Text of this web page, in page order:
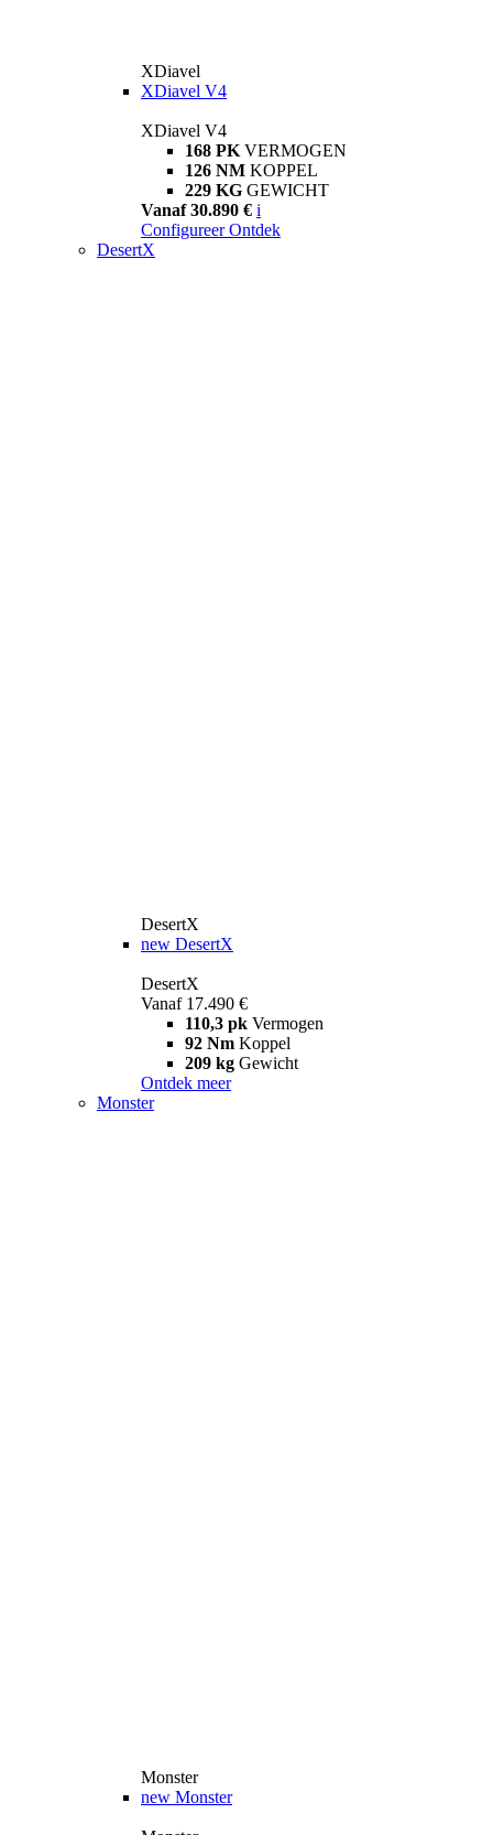
XDiavel
XDiavel V4
XDiavel V4
168 PK VERMOGEN
126 NM KOPPEL
229 KG GEWICHT
Vanaf 30.890 € i
Configureer Ontdek
DesertX
DesertX
new DesertX
DesertX
Vanaf 17.490 €
110,3 pk Vermogen
92 Nm Koppel
209 kg Gewicht
Ontdek meer
Monster
Monster
new Monster